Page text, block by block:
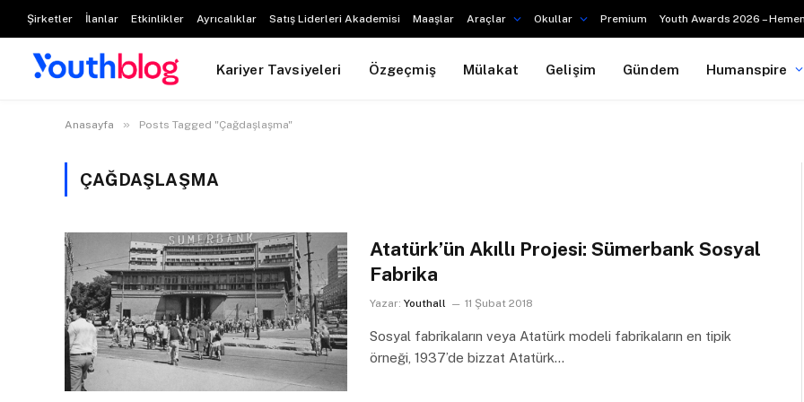
Şirketler İlanlar Etkinlikler Ayrıcalıklar Satış Liderleri Akademisi Maaşlar Araçlar Okullar Premium Youth Awards 2026 –
Kariyer Tavsiyeleri Özgeçmiş Mülakat Gelişim Gündem Humanspire
Anasayfa » Posts Tagged "Çağdaşlaşma"
ÇAĞDAŞLAŞMA
Atatürk’ün Akıllı Projesi: Sümerbank Sosyal
Fabrika
Yazar: Youthall 11 Şubat 2018
Sosyal fabrikaların veya Atatürk modeli fabrikaların en tipik
örneği, 1937’de bizzat Atatürk…